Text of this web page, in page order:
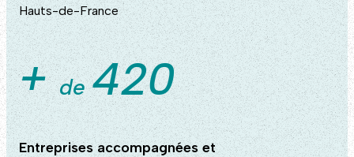
Hauts-de-France
+de420
Entreprises accompagnées et